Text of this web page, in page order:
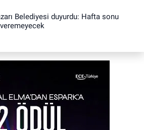
Belediyesi duyurdu: Hafta sonu